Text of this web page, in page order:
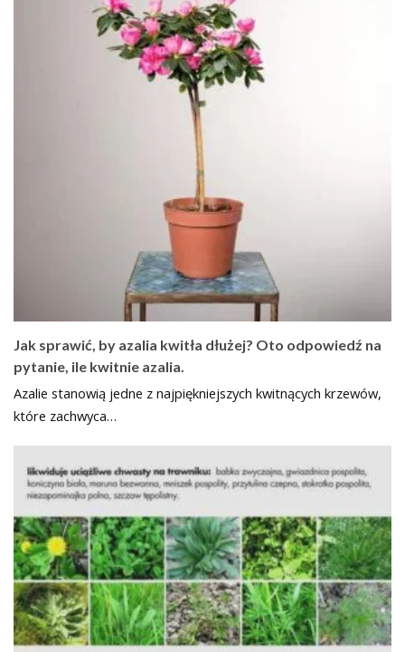
Jak sprawić, by azalia kwitła dłużej? Oto odpowiedź na
pytanie, ile kwitnie azalia.
Azalie stanowią jedne z najpiękniejszych kwitnących krzewów,
które zachwyca…